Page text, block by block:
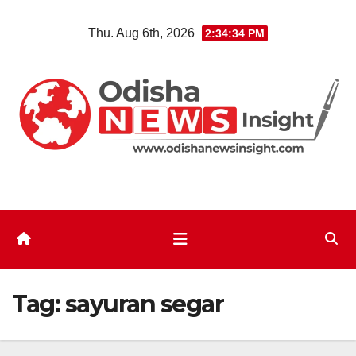
Thu. Aug 6th, 2026 2:34:34 PM
Tag:sayuran segar